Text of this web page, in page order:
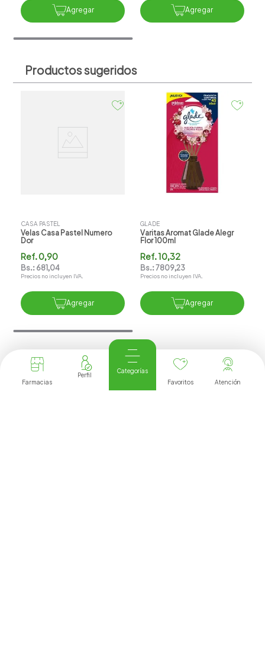
Farmacias
Categorías
Favoritos
Atención
Agregar Agregar
Productos sugeridos
CASA PASTEL
Velas Casa Pastel Numero
Dor
Ref.0,90
Bs.: 681,04
Precios no incluyen IVA.
Agregar
GLADE
Varitas Aromat Glade Alegr
Flor 100ml
Ref.10,32
Bs.:7809,23
Precios no incluyen IVA.
Agregar
Opiniones del producto